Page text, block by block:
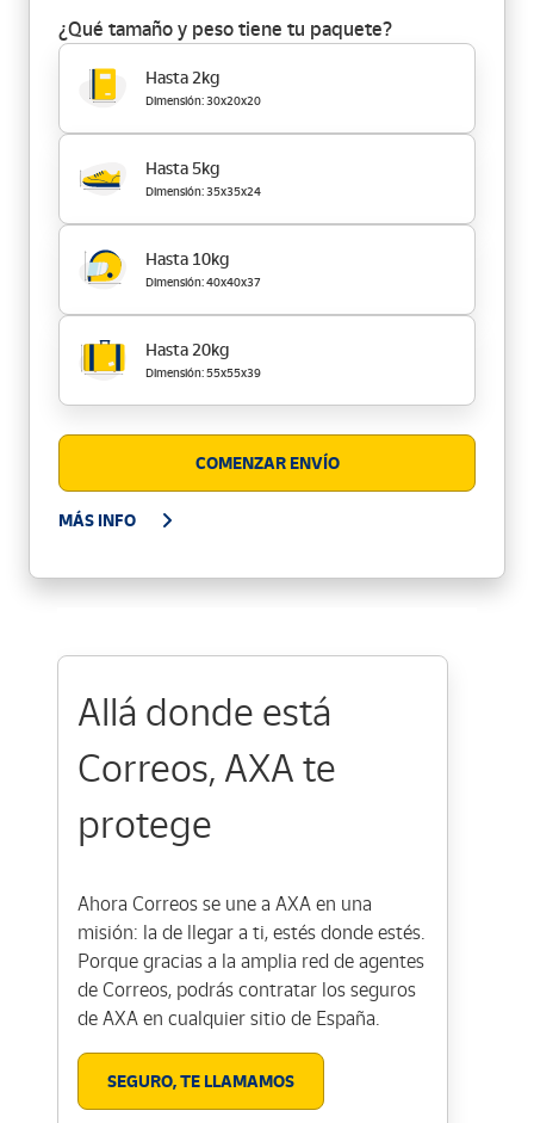
¿Qué tamaño y peso tiene tu paquete?
Hasta 2kg
Dimensión: 30x20x20
Hasta 5kg
Dimensión: 35x35x24
Hasta 10kg
Dimensión: 40x40x37
Hasta 20kg
Dimensión: 55x55x39
COMENZAR ENVÍO
MÁS INFO
Allá donde está
Correos, AXA te
protege
Ahora Correos se une a AXA en una
misión: la de llegar a ti, estés donde estés.
Porque gracias a la amplia red de agentes
de Correos, podrás contratar los seguros
de AXA en cualquier sitio de España.
SEGURO, TE LLAMAMOS